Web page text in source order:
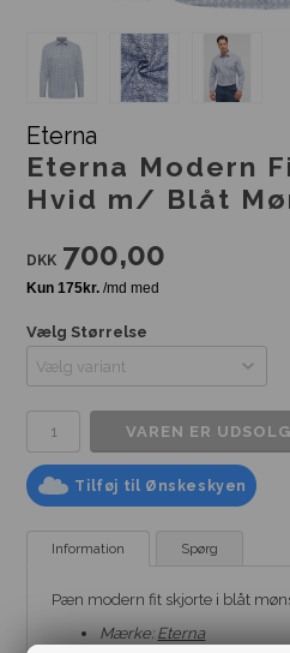
Eterna
Eterna Modern
Hvid m/ Blåt
DKK 700,00
Vælg Størrelse
Tilføj til Ønskeskyen
Information Spørg
Pæn modern fit skjorte i blåt
Mærke: Eterna